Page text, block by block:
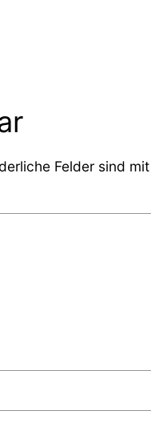
Felder sind mit